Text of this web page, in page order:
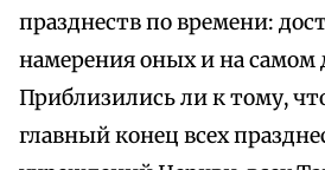
празднеств по времени:
намерения оных и на самом
Приблизились ли к тому,
главный конец всех